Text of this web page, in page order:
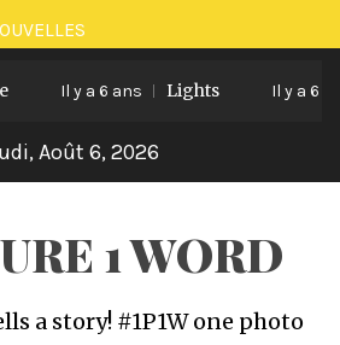
Il y a 6 ans Lights Il y a 6 ans
Août 6, 2026
1 WORD
a story! #1P1W one photo